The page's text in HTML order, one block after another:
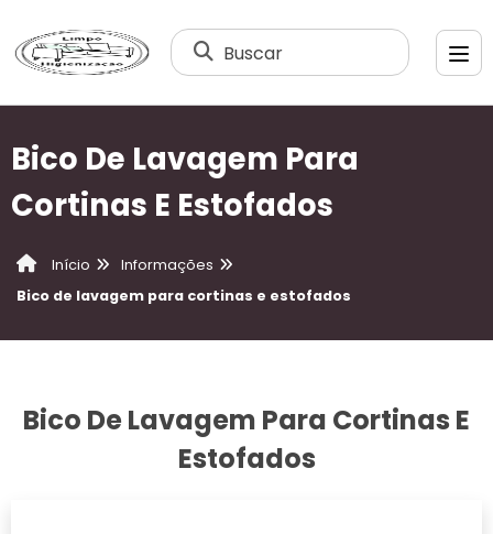
Buscar
Bico De Lavagem Para
Cortinas E Estofados
Início
Informações
Bico de lavagem para cortinas e estofados
Bico De Lavagem Para Cortinas E
Estofados